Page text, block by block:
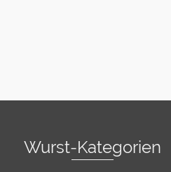
Wurst-Kategorien